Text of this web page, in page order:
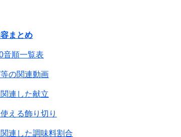
まとめ
音順一覧表
の関連動画
連した献立
える飾り切り
連した調味料割合